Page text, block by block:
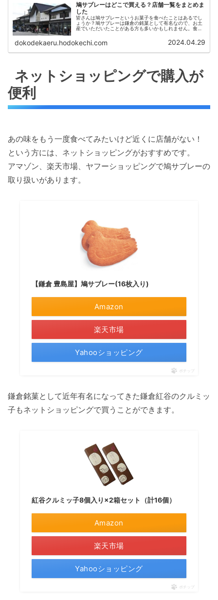
鳩サブレーはどこで買える？店舗一覧をまとめま
した
皆さんは鳩サブレーというお菓子を食べたことはあるでし
ょうか？鳩サブレーは鎌倉の銘菓として有名なので、お土
産でいただいたことがある方も多いかもしれません。食感
していて、口に入れるとバターの香...
dokodekaeru.hodokechi.com 2024.04.29
ネットショッピングで購入が
便利
あの味をもう一度食べてみたいけど近くに店舗がない！
という方には、ネットショッピングがおすすめです。
アマゾン、楽天市場、ヤフーショッピングで鳩サブレーの
取り扱いがあります。
【鎌倉 豊島屋】鳩サブレー(16枚入り)
Amazon
楽天市場
Yahooショッピング
ポチップ
鎌倉銘菓として近年有名になってきた鎌倉紅谷のクルミッ
子もネットショッピングで買うことができます。
紅谷クルミッ子8個入り×2箱セット（計16個）
Amazon
楽天市場
Yahooショッピング
ポチップ